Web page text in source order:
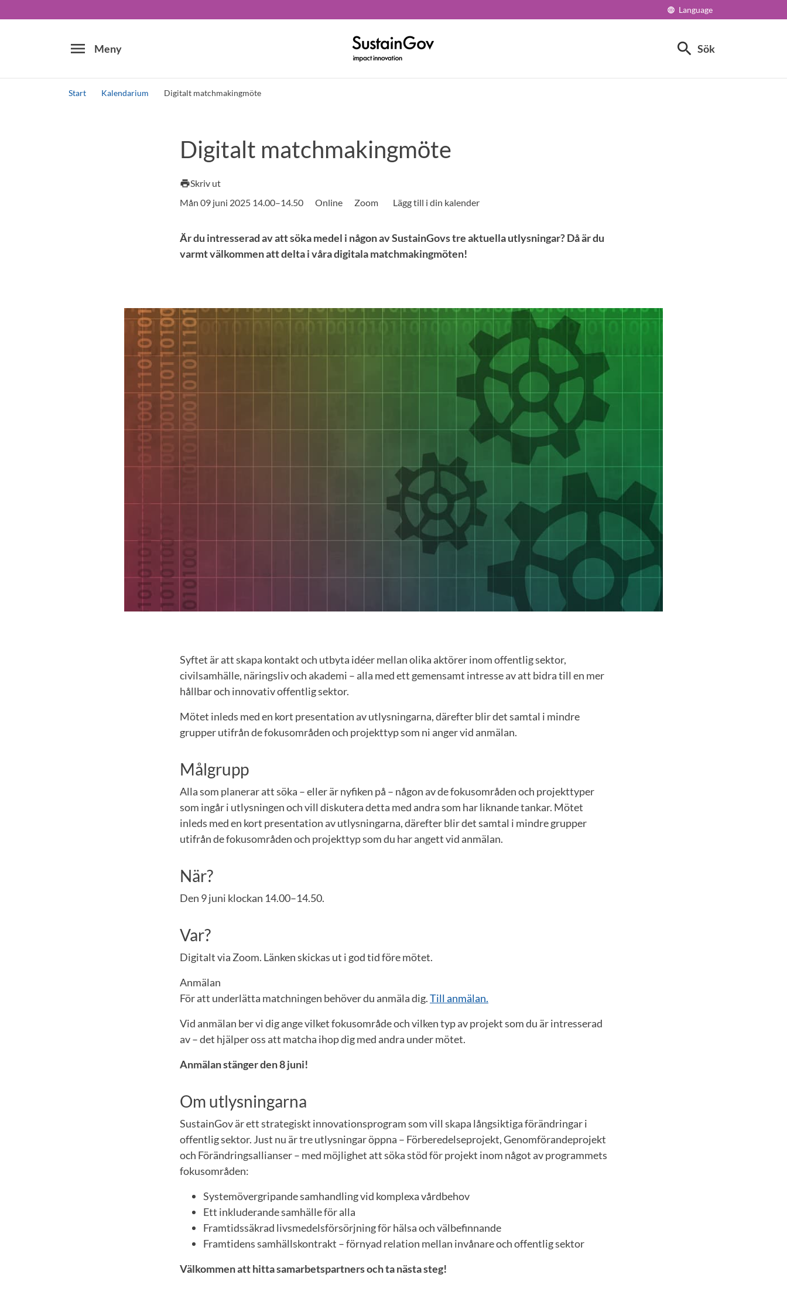
language Language
menu Meny search Sök
Start Kalendarium Digitalt matchmakingmöte
Digitalt matchmakingmöte
printSkriv ut
Mån 09 juni 2025 14.00–14.50
Online Zoom
Är du intresserad av att söka medel i någon av SustainGovs tre aktuella utlysningar? Då är du
varmt välkommen att delta i våra digitala matchmakingmöten!
Syftet är att skapa kontakt och utbyta idéer mellan olika aktörer inom offentlig sektor,
civilsamhälle, näringsliv och akademi – alla med ett gemensamt intresse av att bidra till en mer
hållbar och innovativ offentlig sektor.
Mötet inleds med en kort presentation av utlysningarna, därefter blir det samtal i mindre
grupper utifrån de fokusområden och projekttyp som ni anger vid anmälan.
Målgrupp
Alla som planerar att söka – eller är nyfiken på – någon av de fokusområden och projekttyper
som ingår i utlysningen och vill diskutera detta med andra som har liknande tankar. Mötet
inleds med en kort presentation av utlysningarna, därefter blir det samtal i mindre grupper
utifrån de fokusområden och projekttyp som du har angett vid anmälan.
När?
Den 9 juni klockan 14.00–14.50.
Var?
Digitalt via Zoom. Länken skickas ut i god tid före mötet.
Anmälan
För att underlätta matchningen behöver du anmäla dig.Till anmälan.
Vid anmälan ber vi dig ange vilket fokusområde och vilken typ av projekt som du är intresserad
av – det hjälper oss att matcha ihop dig med andra under mötet.
Anmälan stänger den 8 juni!
Om utlysningarna
SustainGov är ett strategiskt innovationsprogram som vill skapa långsiktiga förändringar i
offentlig sektor. Just nu är tre utlysningar öppna – Förberedelseprojekt, Genomförandeprojekt
och Förändringsallianser – med möjlighet att söka stöd för projekt inom något av programmets
fokusområden:
Systemövergripande samhandling vid komplexa vårdbehov
Ett inkluderande samhälle för alla
Framtidssäkrad livsmedelsförsörjning för hälsa och välbefinnande
Framtidens samhällskontrakt – förnyad relation mellan invånare och offentlig sektor
Välkommen att hitta samarbetspartners och ta nästa steg!